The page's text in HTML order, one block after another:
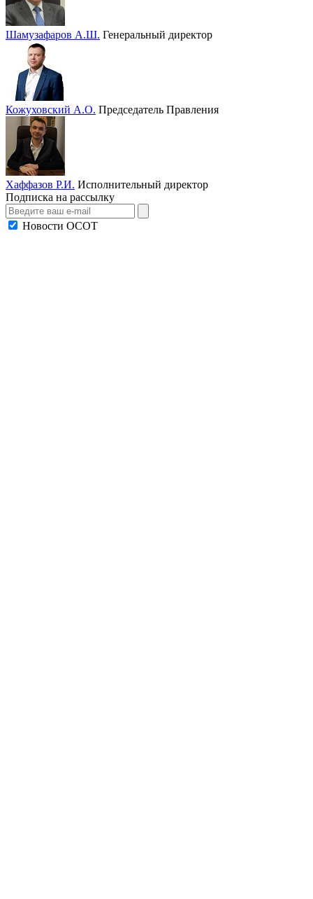
Шамузафаров А.Ш. Генеральный директор
Кожуховский А.О. Председатель Правления
Хаффазов Р.И. Исполнительный директор
Подписка на рассылку
Новости ОСОТ